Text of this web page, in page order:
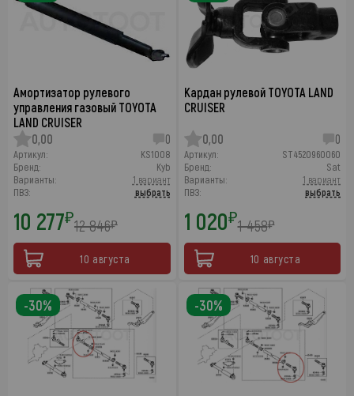
Амортизатор рулевого
управления газовый TOYOTA
LAND CRUISER
0,00
0
Артикул:
KS1008
Бренд:
Kyb
Варианты:
1 вариант
ПВЗ:
выбрать
10 277₽12 846₽
10 августа
Кардан рулевой TOYOTA LAND
CRUISER
0,00 0
Артикул:
ST4520960060
Бренд:
Sat
Варианты:
1 вариант
ПВЗ:
выбрать
1 020₽1 458₽
10 августа
-30% -30%